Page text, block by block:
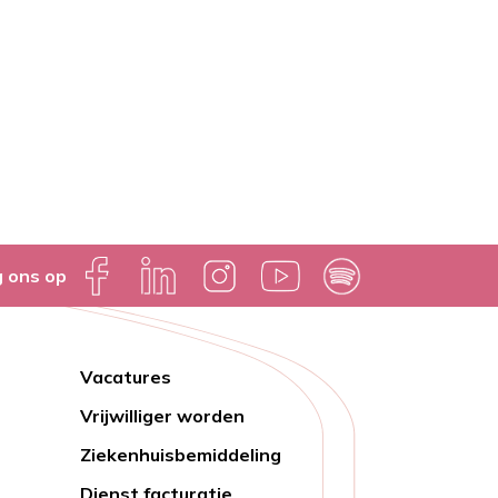
ons op
Lien
rapide
Vacatures
Vrijwilliger worden
Ziekenhuisbemiddeling